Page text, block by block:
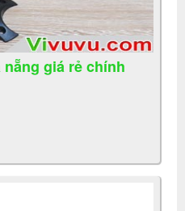
nẵng giá rẻ chính